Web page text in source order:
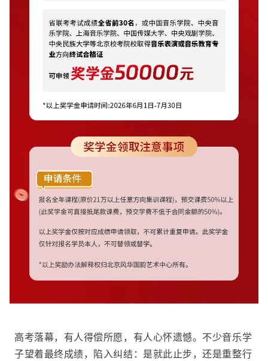
高考落幕，有人得偿所愿，有人心怀遗憾。不少音乐学
子望着最终成绩，陷入纠结：是就此止步，还是重整行